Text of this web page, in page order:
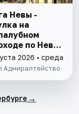
Невы -
на
по Неве
к
заливу
2026 • среда
Адмиралтейство
→